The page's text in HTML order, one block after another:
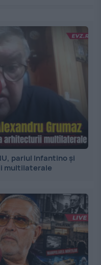
pariul Infantino și
multilaterale